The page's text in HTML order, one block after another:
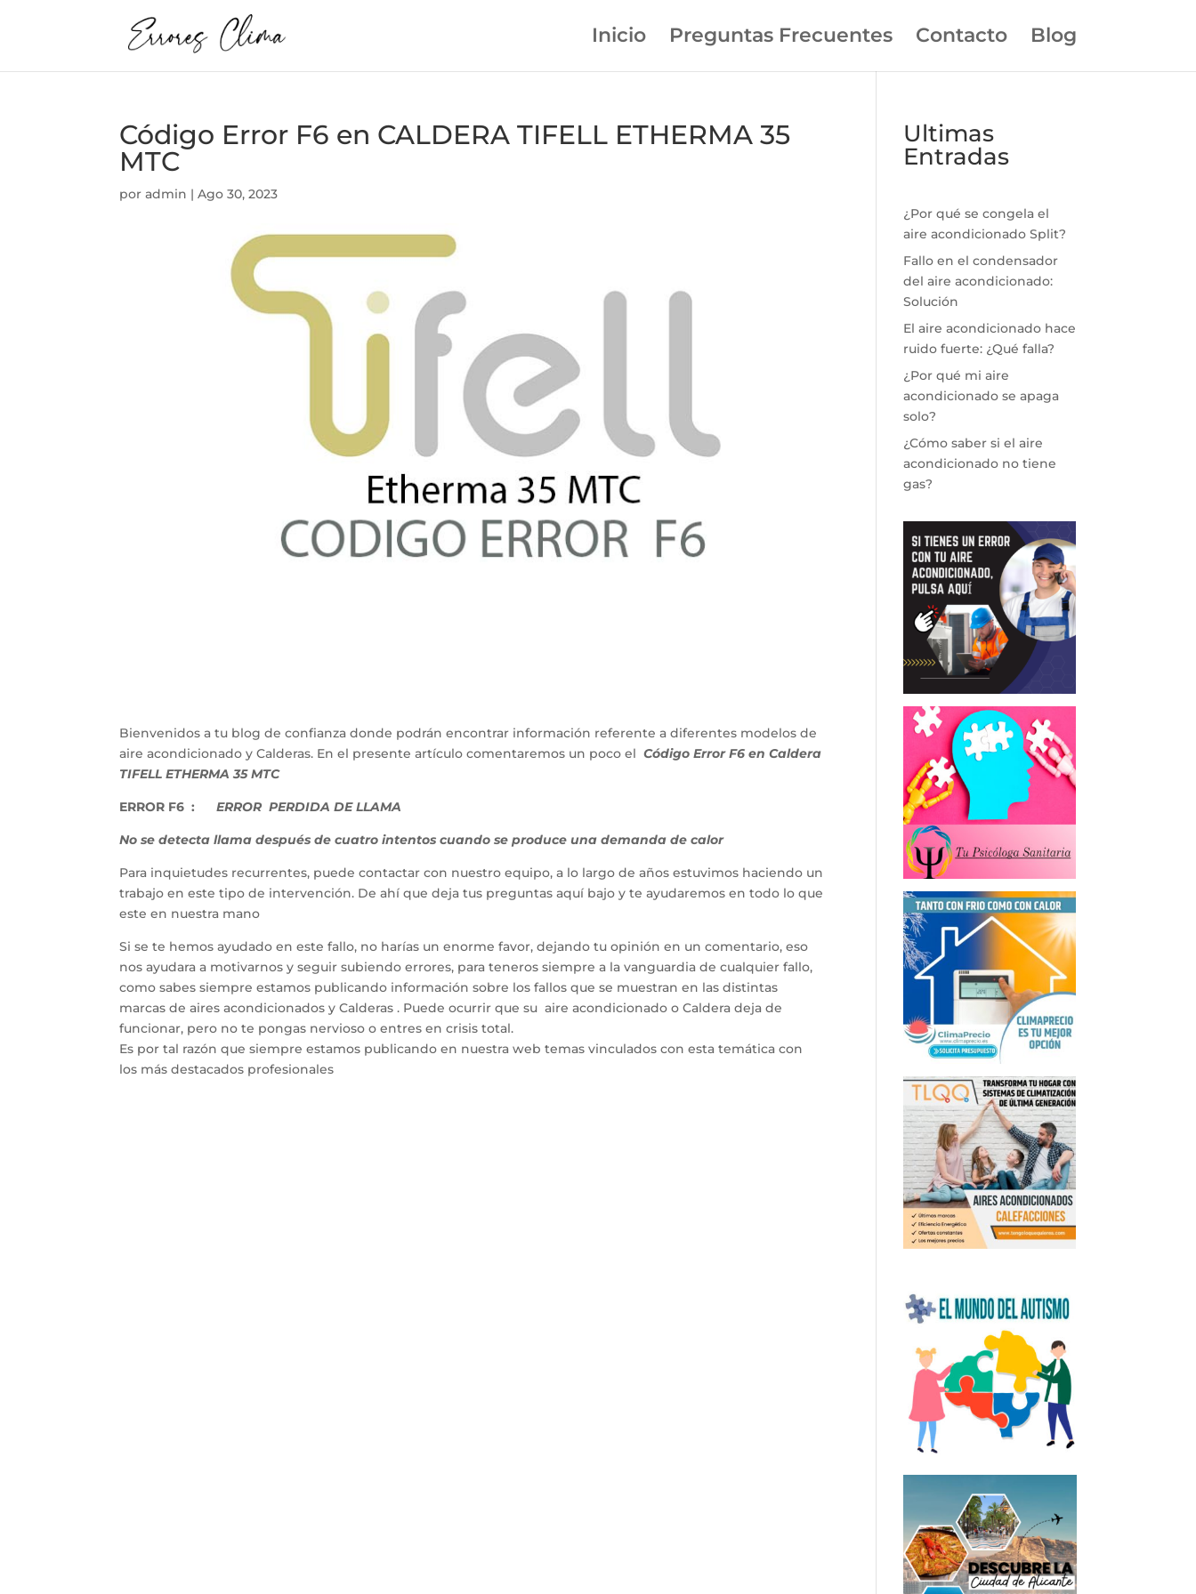
Inicio Preguntas Frecuentes Contacto Blog
Código Error F6 en CALDERA TIFELL ETHERMA 35
MTC
poradmin |Ago 30, 2023
Bienvenidos a tu blog de confianza donde podrán encontrar información referente a diferentes modelos de
aire acondicionado y Calderas. En el presente artículo comentaremos un poco el Código Error F6 en Caldera
TIFELL ETHERMA 35 MTC
ERROR F6 : ERROR PERDIDA DE LLAMA
No se detecta llama después de cuatro intentos cuando se produce una demanda de calor
Para inquietudes recurrentes, puede contactar con nuestro equipo, a lo largo de años estuvimos haciendo un
trabajo en este tipo de intervención. De ahí que deja tus preguntas aquí bajo y te ayudaremos en todo lo que
este en nuestra mano
Si se te hemos ayudado en este fallo, no harías un enorme favor, dejando tu opinión en un comentario, eso
nos ayudara a motivarnos y seguir subiendo errores, para teneros siempre a la vanguardia de cualquier fallo,
como sabes siempre estamos publicando información sobre los fallos que se muestran en las distintas
marcas de aires acondicionados y Calderas . Puede ocurrir que su aire acondicionado o Caldera deja de
funcionar, pero no te pongas nervioso o entres en crisis total.
Es por tal razón que siempre estamos publicando en nuestra web temas vinculados con esta temática con
los más destacados profesionales
Ultimas
Entradas
¿Por qué se congela el
aire acondicionado Split?
Fallo en el condensador
del aire acondicionado:
Solución
El aire acondicionado hace
ruido fuerte: ¿Qué falla?
¿Por qué mi aire
acondicionado se apaga
solo?
¿Cómo saber si el aire
acondicionado no tiene
gas?